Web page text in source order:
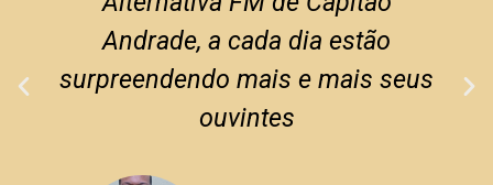
Andrade, a cada dia estão
surpreendendo mais e mais seus
ouvintes